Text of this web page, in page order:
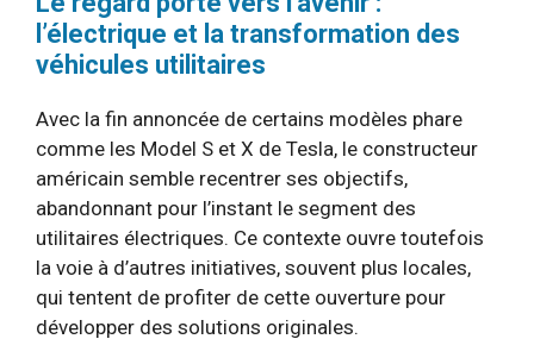
l’électrique et la transformation des
véhicules utilitaires
Avec la fin annoncée de certains modèles phare
comme les Model S et X de Tesla, le constructeur
américain semble recentrer ses objectifs,
abandonnant pour l’instant le segment des
utilitaires électriques. Ce contexte ouvre toutefois
la voie à d’autres initiatives, souvent plus locales,
qui tentent de profiter de cette ouverture pour
développer des solutions originales.